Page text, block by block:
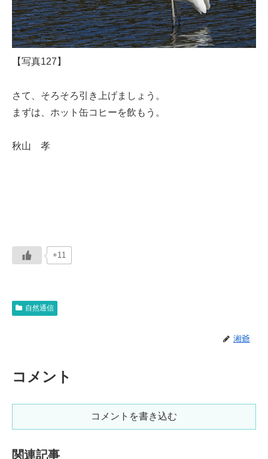
【写真127】
さて、そろそろ引き上げましょう。
まずは、ホット缶コヒーを飲もう。
秋山 孝
+11
自然通信
湘爺
コメント
コメントを書き込む
関連記事